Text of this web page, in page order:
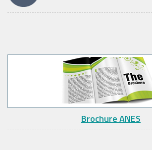
Brochure ANES